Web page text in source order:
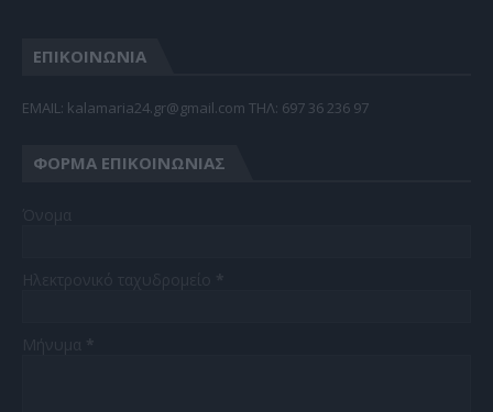
ΕΠΙΚΟΙΝΩΝΙΑ
EMAIL: kalamaria24.gr@gmail.com TΗΛ: 697 36 236 97
ΦΌΡΜΑ ΕΠΙΚΟΙΝΩΝΊΑΣ